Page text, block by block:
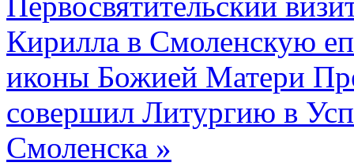
Кирилла в Смоленскую
иконы Божией Матери
совершил Литургию в
Смоленска »